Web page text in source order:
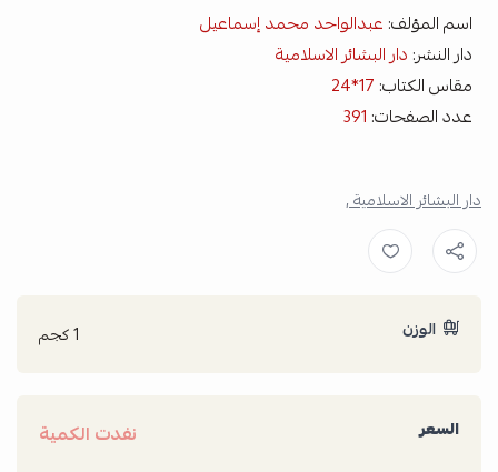
اسم المؤلف: عبدالواحد محمد إسماعيل
دار النشر: دار البشائر الاسلامية
مقاس الكتاب:
عدد الصفحات: 391
دار البشائر الاسلامية ,
الوزن 1 كجم
السعر نفدت الكمية